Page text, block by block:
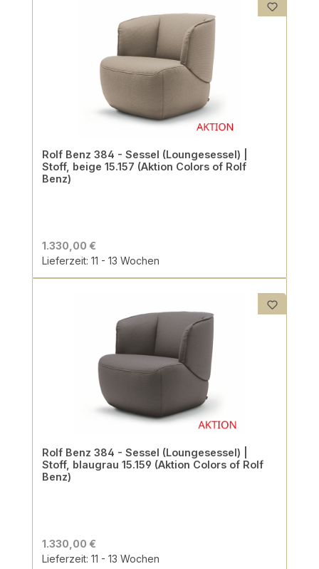
Rolf Benz 384 - Sessel (Loungesessel) |
Stoff, beige 15.157 (Aktion Colors of Rolf
Benz)
1.330,00 €
Lieferzeit: 11 - 13 Wochen
Rolf Benz 384 - Sessel (Loungesessel) |
Stoff, blaugrau 15.159 (Aktion Colors of Rolf
Benz)
1.330,00 €
Lieferzeit: 11 - 13 Wochen